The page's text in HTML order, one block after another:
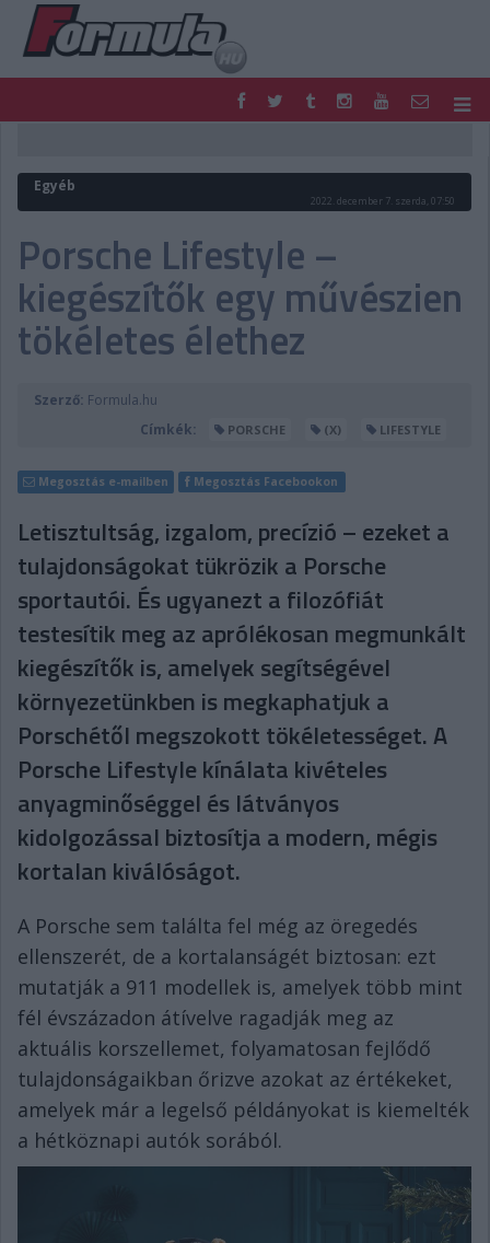
FORMULA
MOTOR
PODCAST
SHOP
LIVE
TIPPJÁTÉK
DIGITÁLIS MAGAZIN
PONTÁLLÁSOK
VERSENYNAPTÁRAK
Egyéb
2022. december 7. szerda, 07:50
Porsche Lifestyle –
kiegészítők egy művészien
tökéletes élethez
Szerző: Formula.hu
Címkék:
PORSCHE (X) LIFESTYLE
Megosztás e-mailben Megosztás Facebookon
Letisztultság, izgalom, precízió – ezeket a
tulajdonságokat tükrözik a Porsche
sportautói. És ugyanezt a filozófiát
testesítik meg az aprólékosan megmunkált
kiegészítők is, amelyek segítségével
környezetünkben is megkaphatjuk a
Porschétől megszokott tökéletességet. A
Porsche Lifestyle kínálata kivételes
anyagminőséggel és látványos
kidolgozással biztosítja a modern, mégis
kortalan kiválóságot.
A Porsche sem találta fel még az öregedés
ellenszerét, de a kortalanságét biztosan: ezt
mutatják a 911 modellek is, amelyek több mint
fél évszázadon átívelve ragadják meg az
aktuális korszellemet, folyamatosan fejlődő
tulajdonságaikban őrizve azokat az értékeket,
amelyek már a legelső példányokat is kiemelték
a hétköznapi autók sorából.